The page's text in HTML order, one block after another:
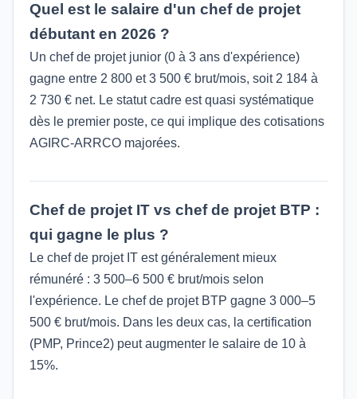
Quel est le salaire d'un chef de projet
débutant en 2026 ?
Un chef de projet junior (0 à 3 ans d'expérience)
gagne entre 2 800 et 3 500 € brut/mois, soit 2 184 à
2 730 € net. Le statut cadre est quasi systématique
dès le premier poste, ce qui implique des cotisations
AGIRC-ARRCO majorées.
Chef de projet IT vs chef de projet BTP :
qui gagne le plus ?
Le chef de projet IT est généralement mieux
rémunéré : 3 500–6 500 € brut/mois selon
l'expérience. Le chef de projet BTP gagne 3 000–5
500 € brut/mois. Dans les deux cas, la certification
(PMP, Prince2) peut augmenter le salaire de 10 à
15%.